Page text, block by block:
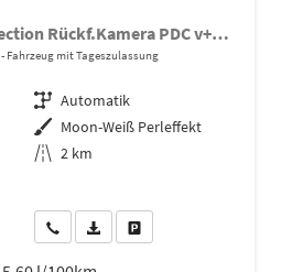
1.0 TSI 115PS DSG Selection Rückf.Kamera PDC v+h Sitzheizung Klimaautomatik Skoda-Radio Apple CarPlay + Android Auto Tempomat Garantieverlängerung 16"LM
Fahrzeug mit Tageszulassung
Getriebe Automatik
Außenfarbe Moon-Weiß Perleffekt
Kilometerstand 2 km
Wir rufen Sie anPDF-Datei, Fahrzeugexposé